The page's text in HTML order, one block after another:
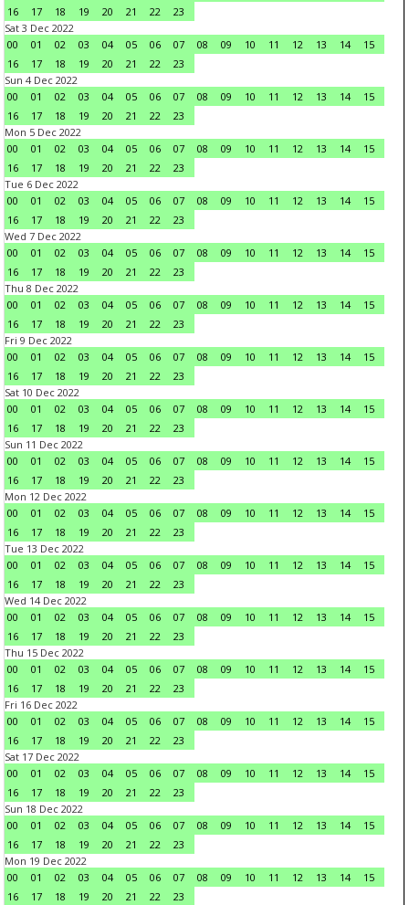
16
17 18 19 20 21 22
23
Sat 3 Dec 2022
00
01 02 03 04 05 06 07 08 09 10 11 12 13 14
15
16
17 18 19 20 21 22
23
Sun 4 Dec 2022
00
01 02 03 04 05 06 07 08 09 10 11 12 13 14
15
16
17 18 19 20 21 22
23
Mon 5 Dec 2022
00
01 02 03 04 05 06 07 08 09 10 11 12 13 14
15
16
17 18 19 20 21 22
23
Tue 6 Dec 2022
00
01 02 03 04 05 06 07 08 09 10 11 12 13 14
15
16
17 18 19 20 21 22
23
Wed 7 Dec 2022
00
01 02 03 04 05 06 07 08 09 10 11 12 13 14
15
16
17 18 19 20 21 22
23
Thu 8 Dec 2022
00
01 02 03 04 05 06 07 08 09 10 11 12 13 14
15
16
17 18 19 20 21 22
23
Fri 9 Dec 2022
00
01 02 03 04 05 06 07 08 09 10 11 12 13 14
15
16
17 18 19 20 21 22
23
Sat 10 Dec 2022
00
01 02 03 04 05 06 07 08 09 10 11 12 13 14
15
16
17 18 19 20 21 22
23
Sun 11 Dec 2022
00
01 02 03 04 05 06 07 08 09 10 11 12 13 14
15
16
17 18 19 20 21 22
23
Mon 12 Dec 2022
00
01 02 03 04 05 06 07 08 09 10 11 12 13 14
15
16
17 18 19 20 21 22
23
Tue 13 Dec 2022
00
01 02 03 04 05 06 07 08 09 10 11 12 13 14
15
16
17 18 19 20 21 22
23
Wed 14 Dec 2022
00
01 02 03 04 05 06 07 08 09 10 11 12 13 14
15
16
17 18 19 20 21 22
23
Thu 15 Dec 2022
00
01 02 03 04 05 06 07 08 09 10 11 12 13 14
15
16
17 18 19 20 21 22
23
Fri 16 Dec 2022
00
01 02 03 04 05 06 07 08 09 10 11 12 13 14
15
16
17 18 19 20 21 22
23
Sat 17 Dec 2022
00
01 02 03 04 05 06 07 08 09 10 11 12 13 14
15
16
17 18 19 20 21 22
23
Sun 18 Dec 2022
00
01 02 03 04 05 06 07 08 09 10 11 12 13 14
15
16
17 18 19 20 21 22
23
Mon 19 Dec 2022
00
01 02 03 04 05 06 07 08 09 10 11 12 13 14
15
16
17 18 19 20 21 22
23